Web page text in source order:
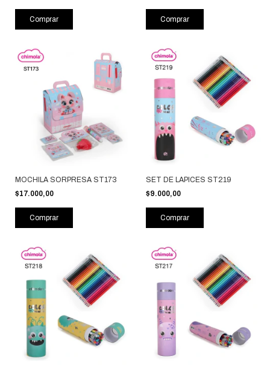
Comprar Comprar
MOCHILA SORPRESA ST173
$17.000,00
Comprar
SET DE LAPICES ST219
$9.000,00
Comprar